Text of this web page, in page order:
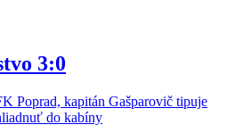
3:0